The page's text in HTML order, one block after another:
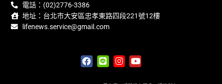
電話：(02)2776-3386
地址：台北市大安區忠孝東路四段221號12樓
lifenews.service@gmail.com